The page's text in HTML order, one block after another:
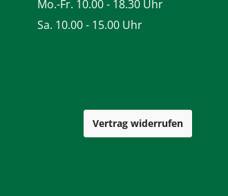
Mo.-Fr. 10.00 - 18.30 Uhr
Sa. 10.00 - 15.00 Uhr
Vertrag widerrufen